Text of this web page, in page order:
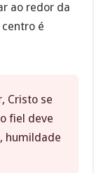
ao redor da
é
Cristo se
fiel deve
humildade